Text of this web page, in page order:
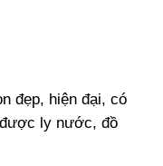
đẹp, hiện đại, có
ly nước, đồ